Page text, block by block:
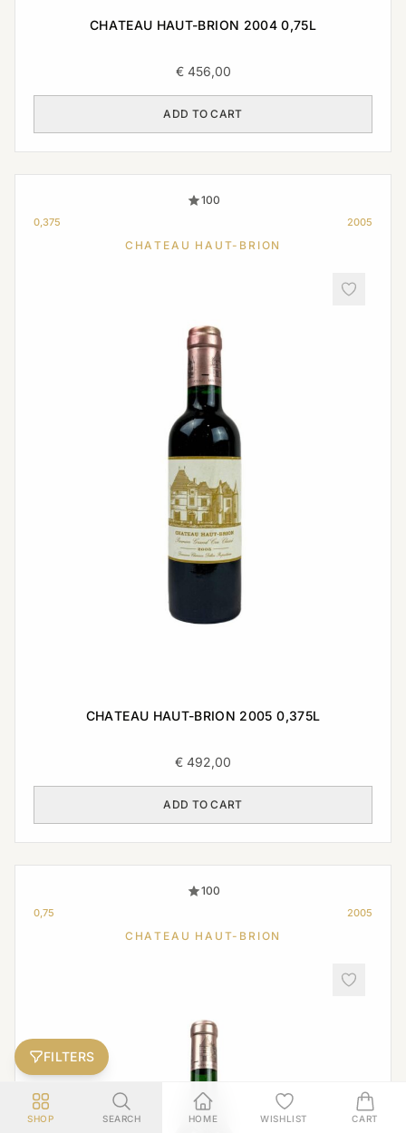
CHATEAU HAUT-BRION 2004 0,75L
€456,00
ADD TO CART
100
0,375 2005
CHATEAU HAUT-BRION
CHATEAU HAUT-BRION 2005 0,375L
€ 492,00
ADD TO CART
100
0,75 2005
CHATEAU HAUT-BRION
FILTERS
SHOP SEARCH HOME WISHLIST CART